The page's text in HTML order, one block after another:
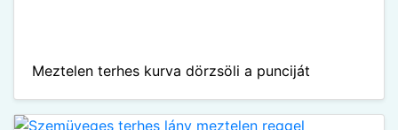
Meztelen terhes kurva dörzsöli a punciját